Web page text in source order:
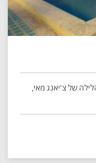
של צ'יאנג מאי,